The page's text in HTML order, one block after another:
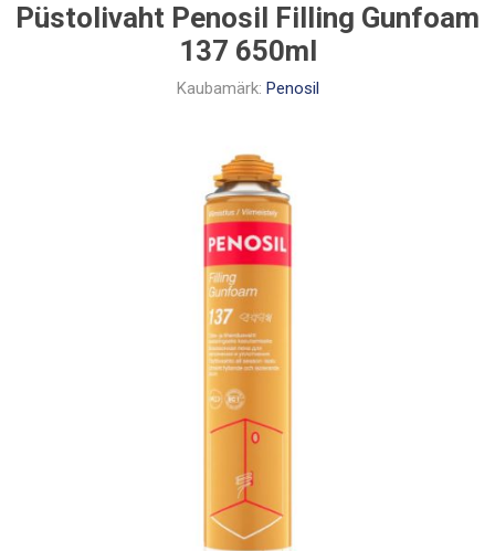
Püstolivaht Penosil Filling Gunfoam
137 650ml
Kaubamärk: Penosil